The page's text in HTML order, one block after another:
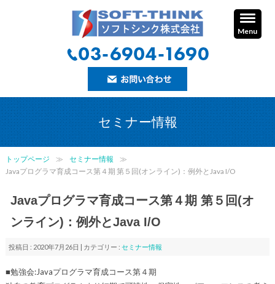
セミナー情報
トップページ
セミナー情報
Javaプログラマ育成コース第４期 第５回(オンライン)：例外とJava I/O
Javaプログラマ育成コース第４期 第５回(オ
ンライン)：例外とJava I/O
投稿日 : 2020年7月26日 | カテゴリー : セミナー情報
■勉強会:Javaプログラマ育成コース第４期
Menu